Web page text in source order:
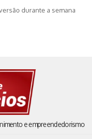
durante a semana
e empreendedorismo